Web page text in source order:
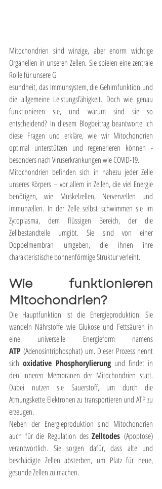
Mitochondrien sind winzige, aber enorm wichtige
Organellen in unseren Zellen. Sie spielen eine zentrale
Rolle für unsere G
esundheit, das Immunsystem, die Gehirnfunktion und
die allgemeine Leistungsfähigkeit. Doch wie genau
funktionieren sie, und warum sind sie so
entscheidend? In diesem Blogbeitrag beantworte ich
diese Fragen und erkläre, wie wir Mitochondrien
optimal unterstützen und regenerieren können -
besonders nach Viruserkrankungen wie COVID-19.
Mitochondrien befinden sich in nahezu jeder Zelle
unseres Körpers – vor allem in Zellen, die viel Energie
benötigen, wie Muskelzellen, Nervenzellen und
Immunzellen. In der Zelle selbst schwimmen sie im
Zytoplasma, dem flüssigen Bereich, der die
Zellbestandteile umgibt. Sie sind von einer
Doppelmembran umgeben, die ihnen ihre
charakteristische bohnenförmige Struktur verleiht.
Wie funktionieren
Mitochondrien?
Die Hauptfunktion ist die Energieproduktion. Sie
wandeln Nährstoffe wie Glukose und Fettsäuren in
ATP (Adenosintriphosphat) um. Dieser Prozess nennt
sich oxidative Phosphorylierung und findet in
den inneren Membranen der Mitochondrien statt.
Dabei nutzen sie Sauerstoff, um durch die
Atmungskette Elektronen zu transportieren und ATP zu
erzeugen.
Neben der Energieproduktion sind Mitochondrien
auch für die Regulation des Zelltodes (Apoptose)
verantwortlich. Sie sorgen dafür, dass alte und
beschädigte Zellen absterben, um Platz für neue,
gesunde Zellen zu machen.